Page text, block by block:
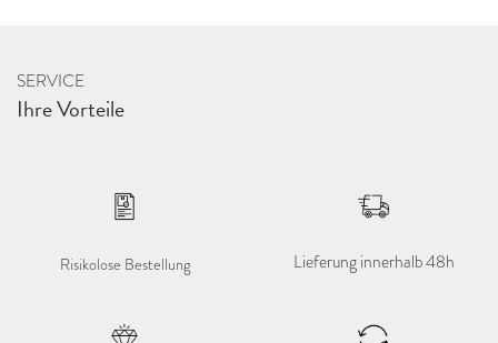
SERVICE
Ihre Vorteile
Risikolose Bestellung Lieferung innerhalb 48h